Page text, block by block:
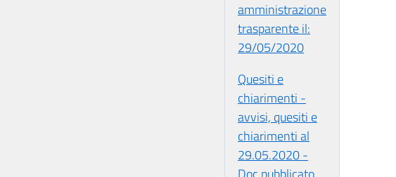
amministrazione
trasparente il:
29/05/2020
Quesiti e
chiarimenti -
avvisi, quesiti e
chiarimenti al
29.05.2020 -